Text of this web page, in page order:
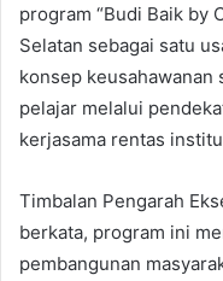
program “Budi Baik by
Selatan sebagai satu
konsep keusahawanan
pelajar melalui
kerjasama rentas
Timbalan Pengarah
berkata, program ini
pembangunan